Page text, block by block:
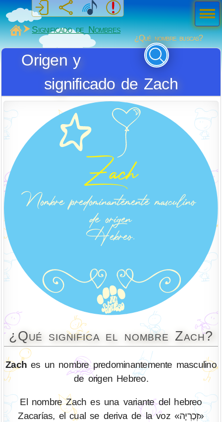
MiSabueso
Significado de Nombres
¿Qué nombre buscas?
Origen y
significado de Zach
¿Qué significa el nombre Zach?
Zach es un nombre predominantemente masculino
de origen Hebreo.
El nombre Zach es una variante del hebreo
Zacarías, el cual se deriva de la voz «זְכַרְיָה»
Men
ú